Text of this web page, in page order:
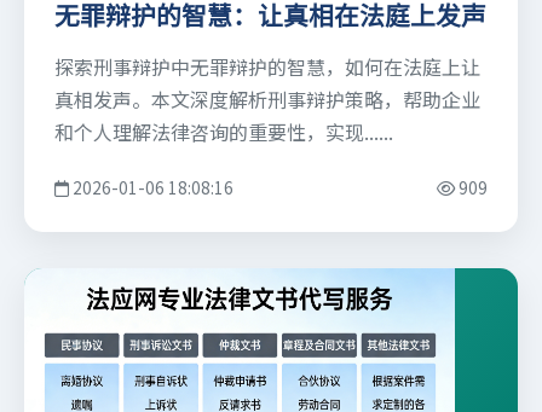
无罪辩护的智慧：让真相在法庭上发声
探索刑事辩护中无罪辩护的智慧，如何在法庭上让
真相发声。本文深度解析刑事辩护策略，帮助企业
和个人理解法律咨询的重要性，实现......
2026-01-06 18:08:16 909